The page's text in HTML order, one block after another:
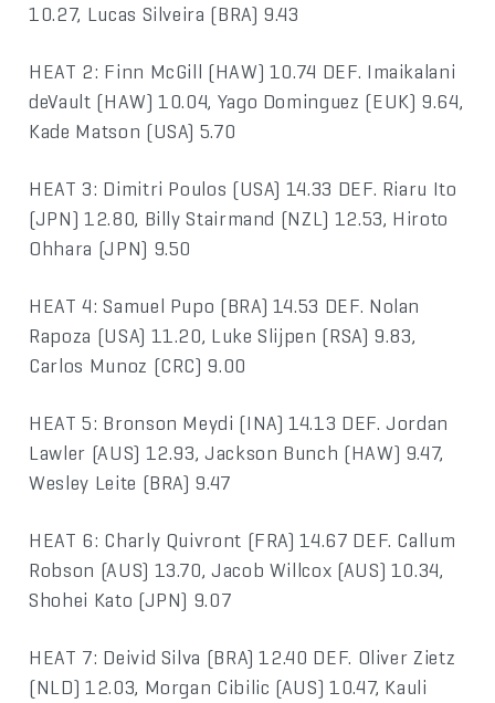
10.27, Lucas Silveira (BRA) 9.43
HEAT 2: Finn McGill (HAW) 10.74 DEF. Imaikalani
deVault (HAW) 10.04, Yago Dominguez (EUK) 9.64,
Kade Matson (USA) 5.70
HEAT 3: Dimitri Poulos (USA) 14.33 DEF. Riaru Ito
(JPN) 12.80, Billy Stairmand (NZL) 12.53, Hiroto
Ohhara (JPN) 9.50
HEAT 4: Samuel Pupo (BRA) 14.53 DEF. Nolan
Rapoza (USA) 11.20, Luke Slijpen (RSA) 9.83,
Carlos Munoz (CRC) 9.00
HEAT 5: Bronson Meydi (INA) 14.13 DEF. Jordan
Lawler (AUS) 12.93, Jackson Bunch (HAW) 9.47,
Wesley Leite (BRA) 9.47
HEAT 6: Charly Quivront (FRA) 14.67 DEF. Callum
Robson (AUS) 13.70, Jacob Willcox (AUS) 10.34,
Shohei Kato (JPN) 9.07
HEAT 7: Deivid Silva (BRA) 12.40 DEF. Oliver Zietz
(NLD) 12.03, Morgan Cibilic (AUS) 10.47, Kauli